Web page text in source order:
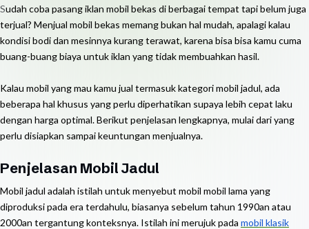
Sudah coba pasang iklan mobil bekas di berbagai tempat tapi belum juga
terjual? Menjual mobil bekas memang bukan hal mudah, apalagi kalau
kondisi bodi dan mesinnya kurang terawat, karena bisa bisa kamu cuma
buang-buang biaya untuk iklan yang tidak membuahkan hasil.
Kalau mobil yang mau kamu jual termasuk kategori mobil jadul, ada
beberapa hal khusus yang perlu diperhatikan supaya lebih cepat laku
dengan harga optimal. Berikut penjelasan lengkapnya, mulai dari yang
perlu disiapkan sampai keuntungan menjualnya.
Penjelasan Mobil Jadul
Mobil jadul adalah istilah untuk menyebut mobil mobil lama yang
diproduksi pada era terdahulu, biasanya sebelum tahun 1990an atau
2000an tergantung konteksnya. Istilah ini merujuk pada mobil klasik